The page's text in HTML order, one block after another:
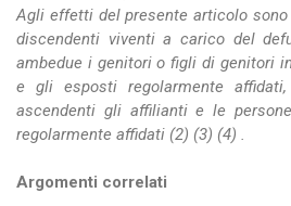
Agli effetti del presente articolo
discendenti viventi a carico del
ambedue i genitori o figli di genitori
e gli esposti regolarmente
ascendenti gli affilianti e le
regolarmente affidati (2) (3) (4) .
Argomenti correlati